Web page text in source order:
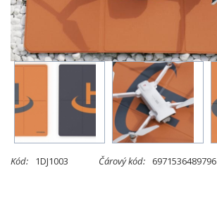
Kód: 1DJ1003 Čárový kód: 6971536489796